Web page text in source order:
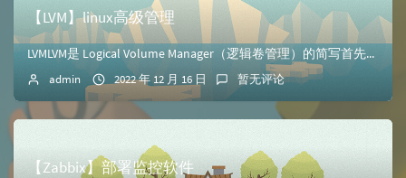
【LVM】linux高级管理
LVMLVM是 Logical Volume Manager（逻辑卷管理）的简写首先添加一块20G的磁盘（sdb），之后安装xfsdump[root@cl...
admin 2022 年 12 月 16 日 暂无评论
【Zabbix】部署监控软件